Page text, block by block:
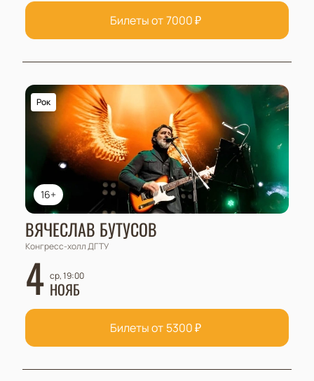
Билеты от7000₽
16+
Рок
ВЯЧЕСЛАВ БУТУСОВ
Конгресс-холл ДГТУ
4 ср, 19:00
НОЯБ
Билеты от 5300₽